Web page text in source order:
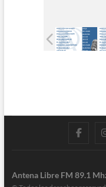
Antena Libre FM 89.1